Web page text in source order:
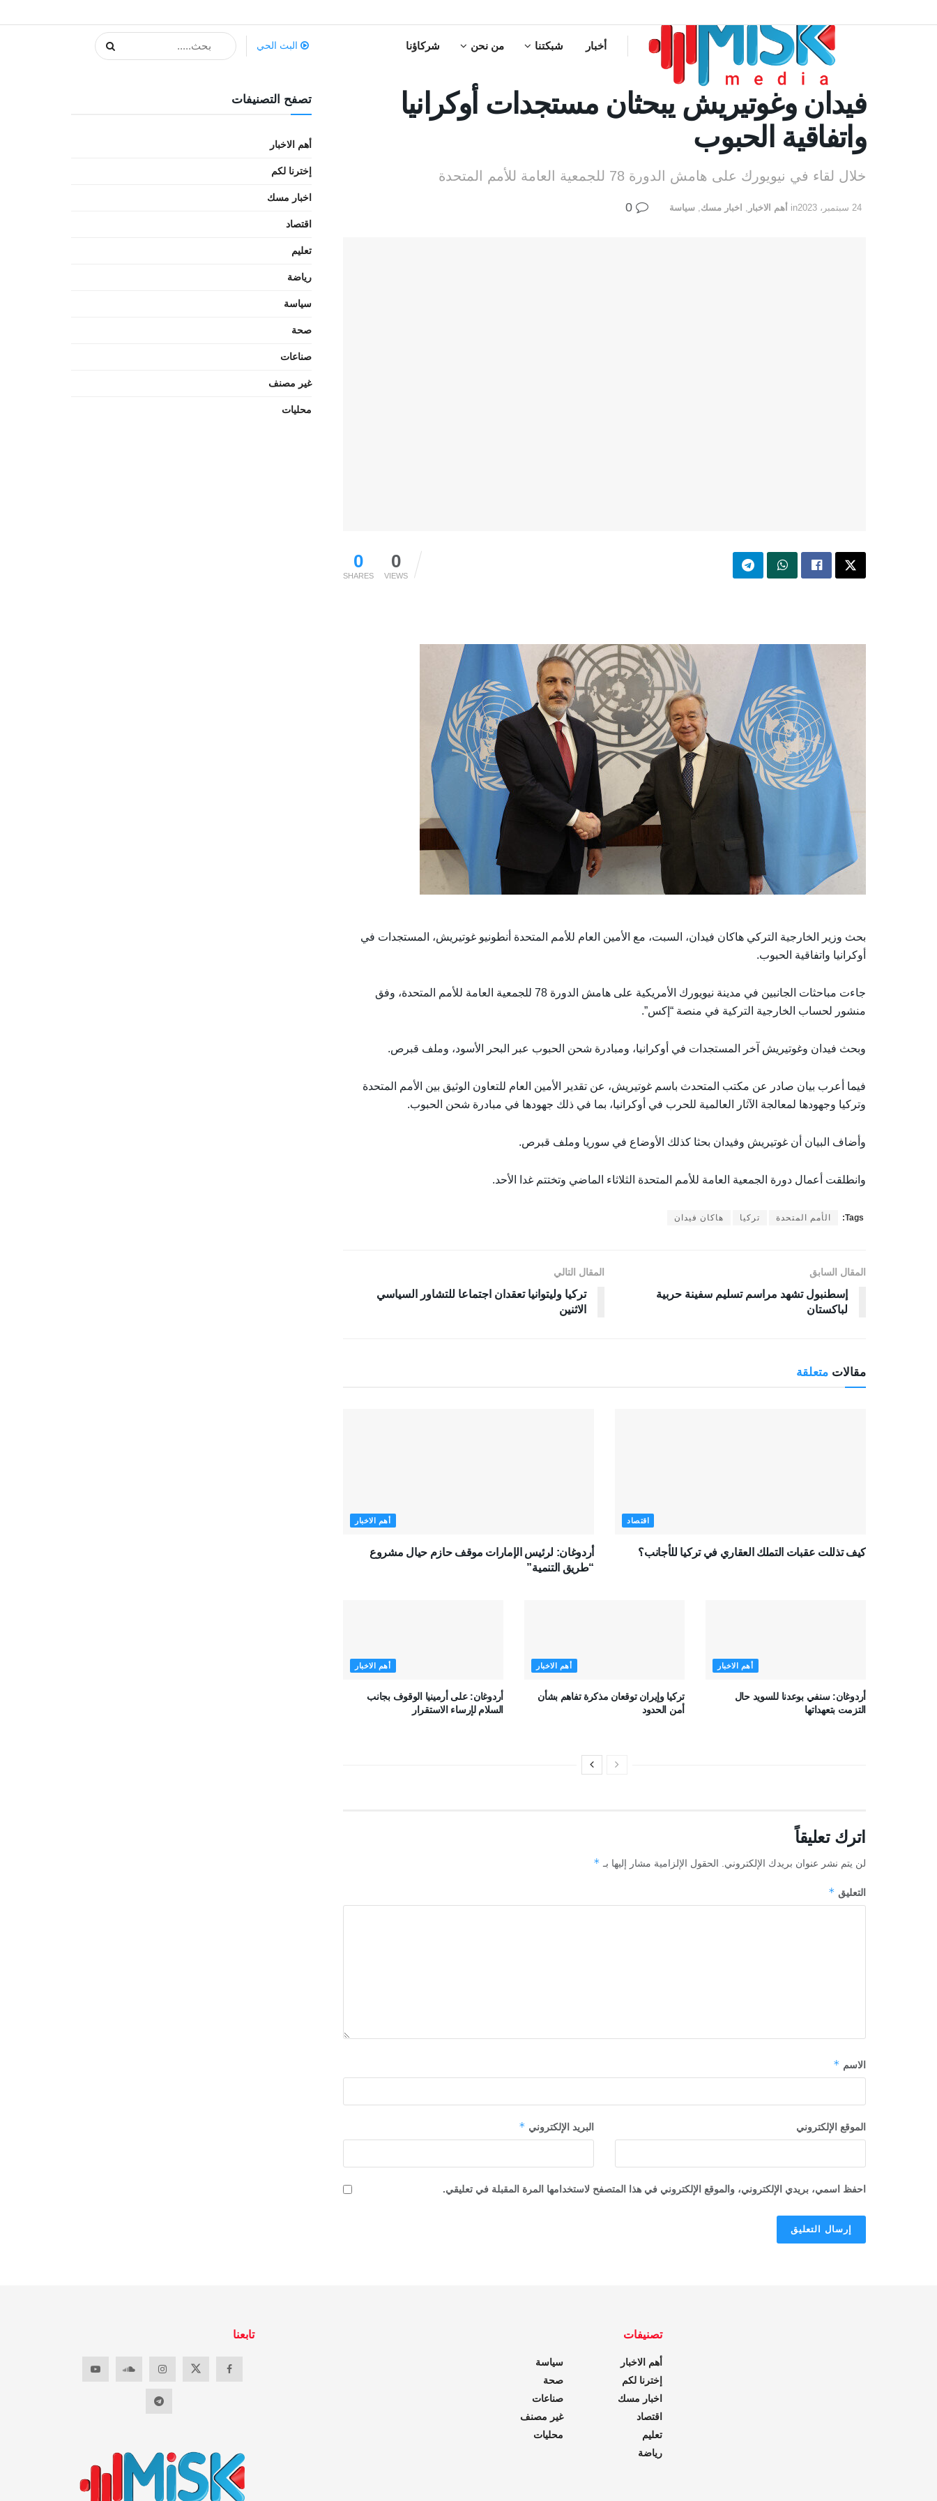
أخبار شبكتنا من نحن شركاؤنا البث الحي
فيدان وغوتيريش يبحثان مستجدات أوكرانيا
واتفاقية الحبوب
خلال لقاء في نيويورك على هامش الدورة 78 للجمعية العامة للأمم المتحدة
24 سبتمبر، 2023 in أهم الاخبار اخبار مسك سياسة
0
SHARES
0
VIEWS
بحث وزير الخارجية التركي هاكان فيدان، السبت، مع الأمين العام للأمم المتحدة أنطونيو غوتيريش، المستجدات في
أوكرانيا واتفاقية الحبوب.
جاءت مباحثات الجانبين في مدينة نيويورك الأمريكية على هامش الدورة 78 للجمعية العامة للأمم المتحدة، وفق
منشور لحساب الخارجية التركية في منصة “إكس”.
وبحث فيدان وغوتيريش آخر المستجدات في أوكرانيا، ومبادرة شحن الحبوب عبر البحر الأسود، وملف قبرص.
فيما أعرب بيان صادر عن مكتب المتحدث باسم غوتيريش، عن تقدير الأمين العام للتعاون الوثيق بين الأمم المتحدة
وتركيا وجهودها لمعالجة الآثار العالمية للحرب في أوكرانيا، بما في ذلك جهودها في مبادرة شحن الحبوب.
وأضاف البيان أن غوتيريش وفيدان بحثا كذلك الأوضاع في سوريا وملف قبرص.
وانطلقت أعمال دورة الجمعية العامة للأمم المتحدة الثلاثاء الماضي وتختتم غدا الأحد.
Tags: الأمم المتحدة تركيا هاكان فيدان
المقال السابق
إسطنبول تشهد مراسم تسليم سفينة حربية
لباكستان
المقال التالي
تركيا وليتوانيا تعقدان اجتماعا للتشاور السياسي
الاثنين
مقالات متعلقة
اقتصاد
كيف تذللت عقبات التملك العقاري في تركيا للأجانب؟
أهم الاخبار
أردوغان: لرئيس الإمارات موقف حازم حيال مشروع
“طريق التنمية”
أهم الاخبار
أردوغان: سنفي بوعدنا للسويد حال
التزمت بتعهداتها
أهم الاخبار
تركيا وإيران توقعان مذكرة تفاهم بشأن
أمن الحدود
أهم الاخبار
أردوغان: على أرمينيا الوقوف بجانب
السلام لإرساء الاستقرار
اترك تعليقاً
لن يتم نشر عنوان بريدك الإلكتروني. الحقول الإلزامية مشار إليها بـ *
التعليق *
الاسم *
البريد الإلكتروني * الموقع الإلكتروني
احفظ اسمي، بريدي الإلكتروني، والموقع الإلكتروني في هذا المتصفح لاستخدامها المرة المقبلة في تعليقي.
تصفح التصنيفات
أهم الاخبار
إخترنا لكم
اخبار مسك
اقتصاد
تعليم
رياضة
سياسة
صحة
صناعات
غير مصنف
محليات
تصنيفات
أهم الاخبار
إخترنا لكم
اخبار مسك
اقتصاد
تعليم
رياضة
سياسة
صحة
صناعات
غير مصنف
محليات
تابعنا